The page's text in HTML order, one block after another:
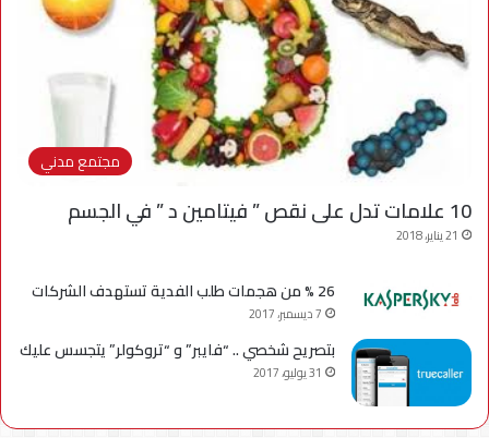
مجتمع مدني
10 علامات تدل على نقص ” فيتامين د ” في الجسم
21 يناير، 2018
26 % من هجمات طلب الفدية تستهدف الشركات
7 ديسمبر، 2017
بتصريح شخصي .. “فايبر” و “تروكولر” يتجسس عليك
31 يوليو، 2017